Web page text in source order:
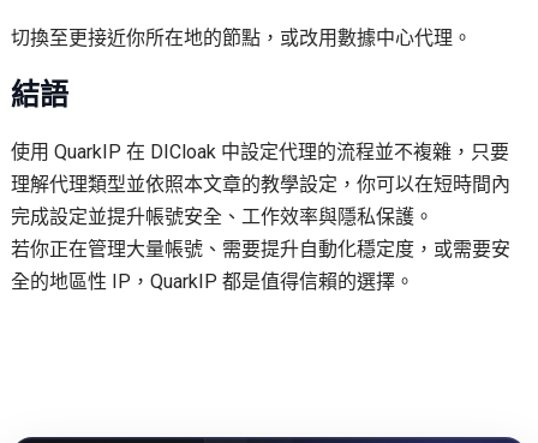
切換至更接近你所在地的節點，或改用數據中心代理。
結語
使用 QuarkIP 在 DICloak 中設定代理的流程並不複雜，只要
理解代理類型並依照本文章的教學設定，你可以在短時間內
完成設定並提升帳號安全、工作效率與隱私保護。
若你正在管理大量帳號、需要提升自動化穩定度，或需要安
全的地區性 IP，QuarkIP 都是值得信賴的選擇。